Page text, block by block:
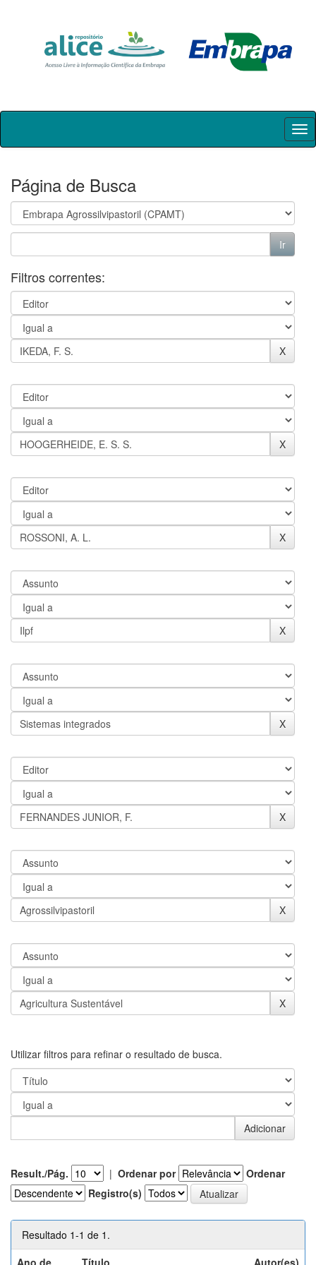
Skip
Página de Busca
Filtros correntes:
Utilizar filtros para refinar o resultado de busca.
Result./Pág. | Ordenar por
Ordenar
Registro(s)
Resultado 1-1 de 1.
Ano de
Título Autor(es)